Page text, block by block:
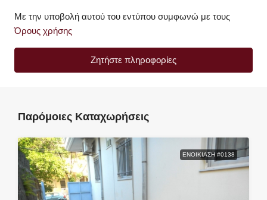
Με την υποβολή αυτού του εντύπου συμφωνώ με τους
Όρους χρήσης
Ζητήστε πληροφορίες
Παρόμοιες Καταχωρήσεις
ΕΝΟΙΚΊΑΣΗ #0138